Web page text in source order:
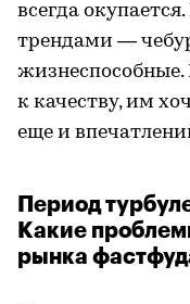
всегда
трендами —
к качеству, им
еще и
Период
Какие
рынка